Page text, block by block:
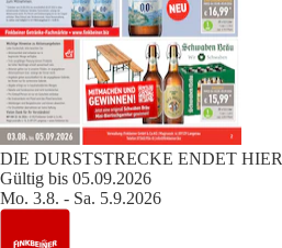
DIE DURSTSTRECKE ENDET HIER
Gültig bis 05.09.2026
Mo. 3.8. - Sa. 5.9.2026